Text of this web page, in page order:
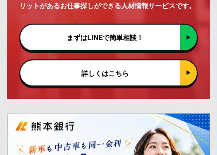
リットがあるお仕事探しができる人材情報サービスです。
まずはLINEで簡単相談！
詳しくはこちら